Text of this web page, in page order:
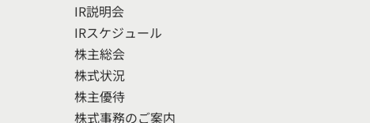
IR説明会
IRスケジュール
株主総会
株式状況
株主優待
株式事務のご案内